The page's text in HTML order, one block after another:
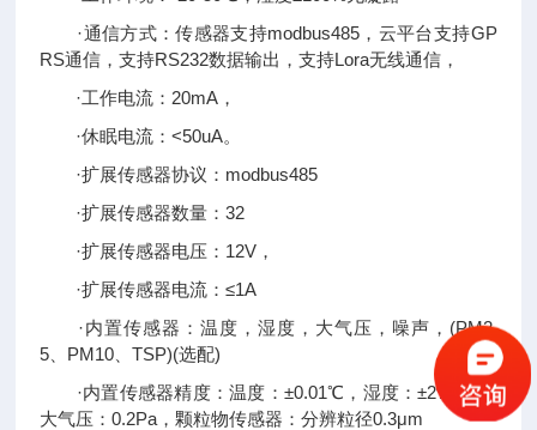
·通信方式：传感器支持modbus485，云平台支持GP
RS通信，支持RS232数据输出，支持Lora无线通信，
·工作电流：20mA，
·休眠电流：<50uA。
·扩展传感器协议：modbus485
·扩展传感器数量：32
·扩展传感器电压：12V，
·扩展传感器电流：≤1A
·内置传感器：温度，湿度，大气压，噪声，(PM2.
5、PM10、TSP)(选配)
·内置传感器精度：温度：±0.01℃，湿度：±2%RH，
大气压：0.2Pa，颗粒物传感器：分辨粒径0.3μm